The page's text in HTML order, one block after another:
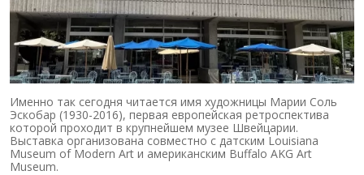
Именно так сегодня читается имя художницы Марии Соль
Эскобар (1930-2016), первая европейская ретроспектива
которой проходит в крупнейшем музее Швейцарии.
Выставка организована совместно с датским Louisiana
Museum of Modern Art и американским Buffalo AKG Art
Museum.